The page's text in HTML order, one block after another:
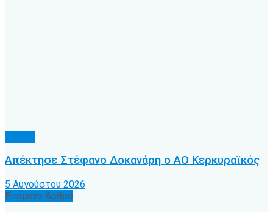
Απέκτησε Στέφανο Δοκανάρη ο ΑΟ Κερκυραϊκός
5 Αυγούστου 2026
Επόμενο Άρθρο